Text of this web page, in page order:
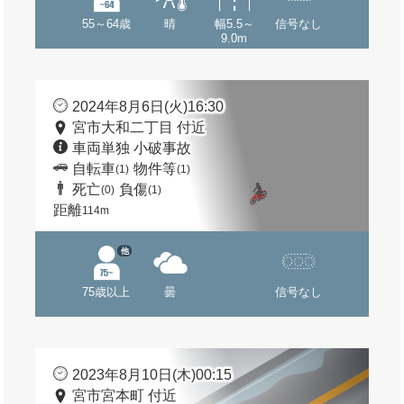
55～64歳 晴
幅5.5～
9.0m
信号なし
2024年8月6日(火)16:30
宮市大和二丁目 付近
車両単独 小破事故
自転車(1) 物件等(1)
死亡(0) 負傷(1)
距離114m
75歳以上
他
曇 信号なし
2023年8月10日(木)00:15
宮市宮本町 付近